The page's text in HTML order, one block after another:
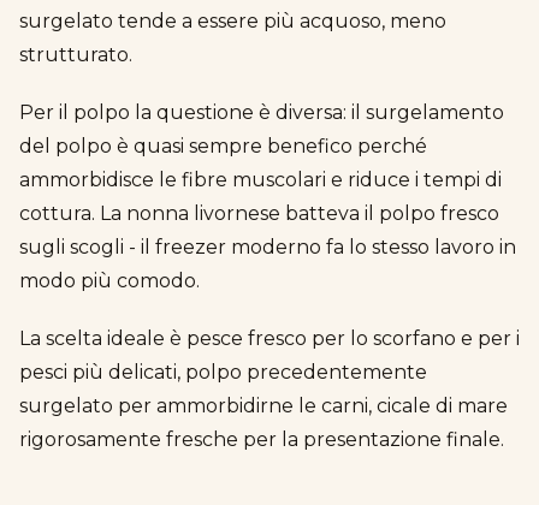
surgelato tende a essere più acquoso, meno
strutturato.
Per il polpo la questione è diversa: il surgelamento
del polpo è quasi sempre benefico perché
ammorbidisce le fibre muscolari e riduce i tempi di
cottura. La nonna livornese batteva il polpo fresco
sugli scogli - il freezer moderno fa lo stesso lavoro in
modo più comodo.
La scelta ideale è pesce fresco per lo scorfano e per i
pesci più delicati, polpo precedentemente
surgelato per ammorbidirne le carni, cicale di mare
rigorosamente fresche per la presentazione finale.